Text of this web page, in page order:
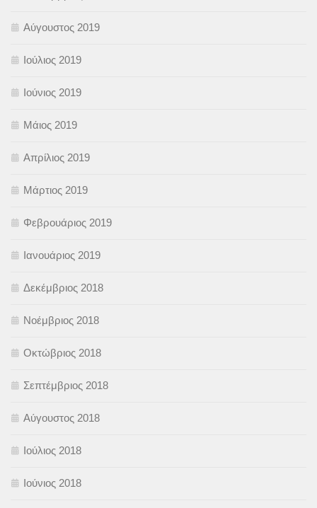
Αύγουστος 2019
Ιούλιος 2019
Ιούνιος 2019
Μάιος 2019
Απρίλιος 2019
Μάρτιος 2019
Φεβρουάριος 2019
Ιανουάριος 2019
Δεκέμβριος 2018
Νοέμβριος 2018
Οκτώβριος 2018
Σεπτέμβριος 2018
Αύγουστος 2018
Ιούλιος 2018
Ιούνιος 2018